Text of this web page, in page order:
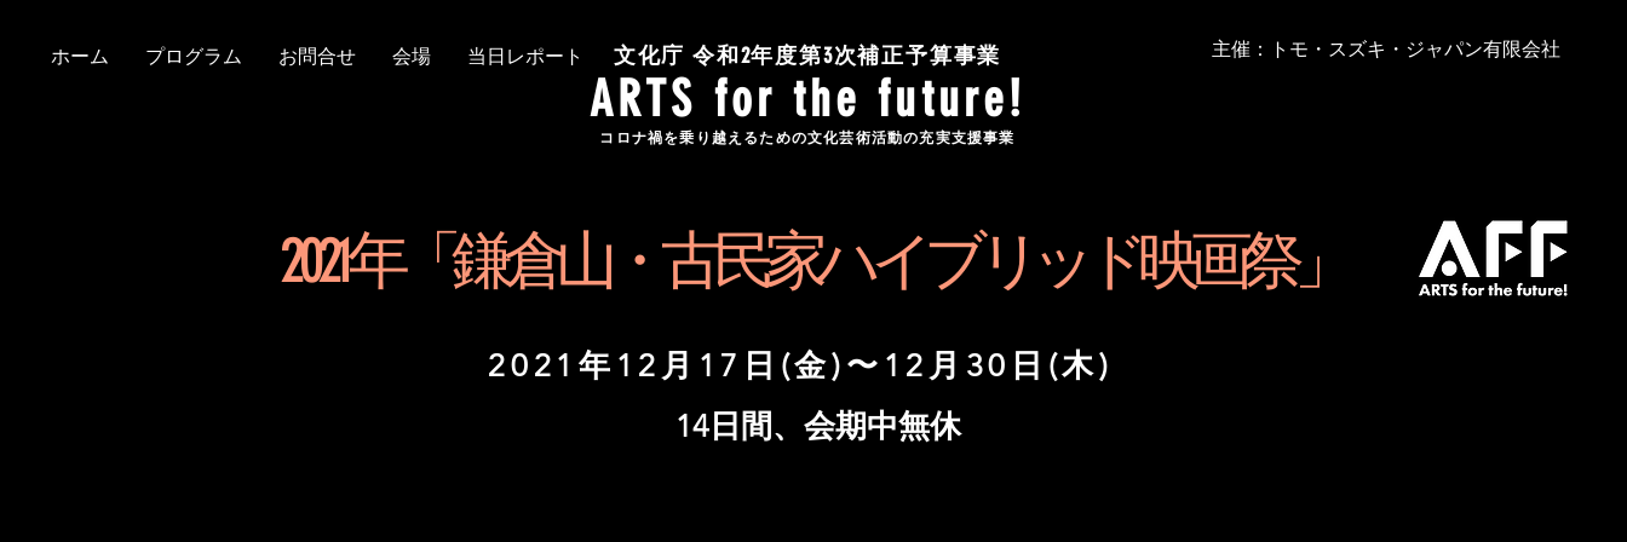
ホーム プログラム お問合せ 会場 当日レポート 主催：トモ・スズキ・ジャパン有限会社
文化庁 令和2年度第3次補正予算事業
ARTS for the future!
コロナ禍を乗り越えるための文化芸術活動の充実支援事業
2 0 2 1 年「鎌倉山・古民家ハイブリッド映画祭」
2021年12月17日(金)〜12月30日(木)
14日間、会期中無休